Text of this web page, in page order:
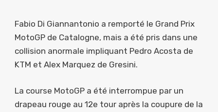
Fabio Di Giannantonio a remporté le Grand Prix
MotoGP de Catalogne, mais a été pris dans une
collision anormale impliquant Pedro Acosta de
KTM et Alex Marquez de Gresini.
La course MotoGP a été interrompue par un
drapeau rouge au 12e tour après la coupure de la